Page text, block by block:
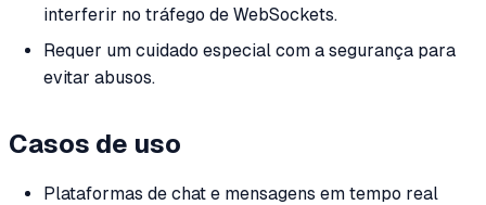
interferir no tráfego de WebSockets.
Requer um cuidado especial com a segurança para
evitar abusos.
Casos de uso
Plataformas de chat e mensagens em tempo real